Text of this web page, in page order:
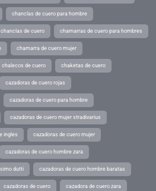
chanclas de cuero para hombre
chanclas de cuero chamarras de cuero para hombres
chamarra de cuero mujer
chalecos de cuero chaketas de cuero
cazadoras de cuero rojas
cazadoras de cuero para hombre
cazadoras de cuero mujer stradivarius
ingles cazadoras de cuero mujer
cazadoras de cuero hombre zara
dutti cazadoras de cuero hombre baratas
cazadoras de cuero cazadora de cuero zara